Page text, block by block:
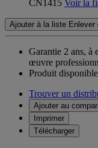
CN1415 Voir la
Ajouter à la liste Enlever
Garantie 2 ans, à
œuvre
Produit
Trouver un
Ajouter au
Imprimer
Télécharger